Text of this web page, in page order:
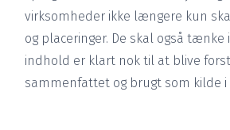
virksomheder ikke længere kun
og placeringer. De skal også tænke
indhold er klart nok til at blive
sammenfattet og brugt som kilde i